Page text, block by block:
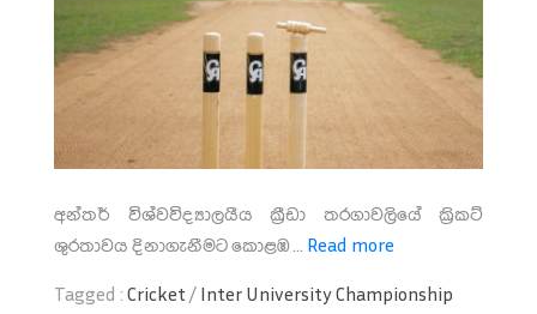
අන්තර් විශ්වවිද්‍යාලයීය ක්‍රීඩා තරගාවලියේ ක්‍රිකට්
ශුරතාවය දිනාගැනීමට කොළඹ ... Read more
Tagged : Cricket / Inter University Championship